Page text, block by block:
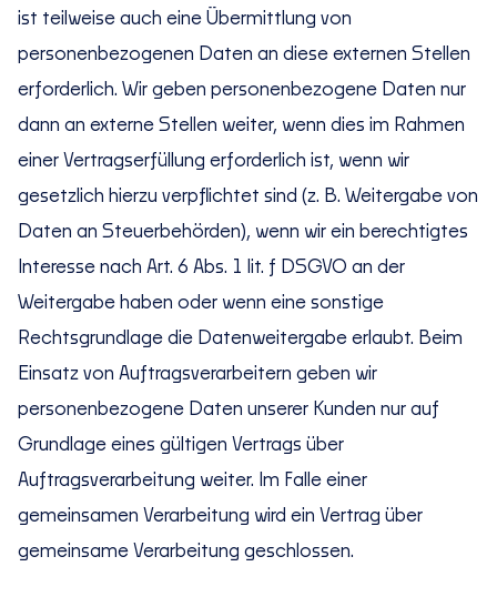
ist teilweise auch eine Übermittlung von
personenbezogenen Daten an diese externen Stellen
erforderlich. Wir geben personenbezogene Daten nur
dann an externe Stellen weiter, wenn dies im Rahmen
einer Vertragserfüllung erforderlich ist, wenn wir
gesetzlich hierzu verpflichtet sind (z. B. Weitergabe von
Daten an Steuerbehörden), wenn wir ein berechtigtes
Interesse nach Art. 6 Abs. 1 lit. f DSGVO an der
Weitergabe haben oder wenn eine sonstige
Rechtsgrundlage die Datenweitergabe erlaubt. Beim
Einsatz von Auftragsverarbeitern geben wir
personenbezogene Daten unserer Kunden nur auf
Grundlage eines gültigen Vertrags über
Auftragsverarbeitung weiter. Im Falle einer
gemeinsamen Verarbeitung wird ein Vertrag über
gemeinsame Verarbeitung geschlossen.